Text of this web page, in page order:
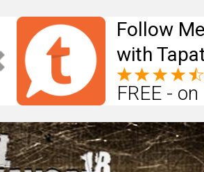
Follow
with
FREE -